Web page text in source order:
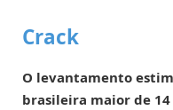
Crack
O levantamento
brasileira maior de